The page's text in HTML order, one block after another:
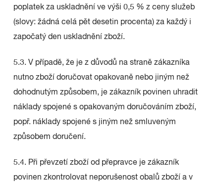
poplatek za uskladnění ve výši 0,5 % z ceny služeb
(slovy: žádná celá pět desetin procenta) za každý i
započatý den uskladnění zboží.
5.3. V případě, že je z důvodů na straně zákazníka
nutno zboží doručovat opakovaně nebo jiným než
dohodnutým způsobem, je zákazník povinen uhradit
náklady spojené s opakovaným doručováním zboží,
popř. náklady spojené s jiným než smluveným
způsobem doručení.
5.4. Při převzetí zboží od přepravce je zákazník
povinen zkontrolovat neporušenost obalů zboží a v